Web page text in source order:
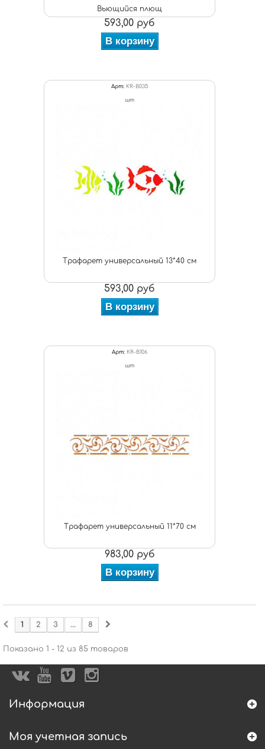
Вьющийся плющ
593,00 руб
В корзину
Арт: KR-B035
шт
Трафарет универсальный 13*40 см
593,00 руб
В корзину
Арт: KR-B106
шт
Трафарет универсальный 11*70 см
983,00 руб
В корзину
1 2 3 ... 8
Показано 1 - 12 из 85 товаров
Информация
Моя учетная запись